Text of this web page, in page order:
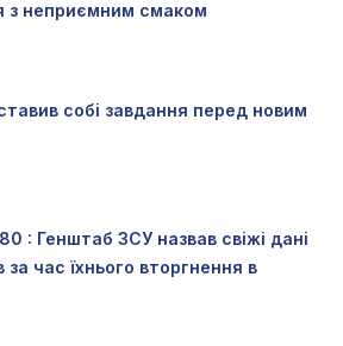
з неприємним смаком
собі завдання перед новим
: Генштаб ЗСУ назвав свіжі дані
за час їхнього вторгнення в